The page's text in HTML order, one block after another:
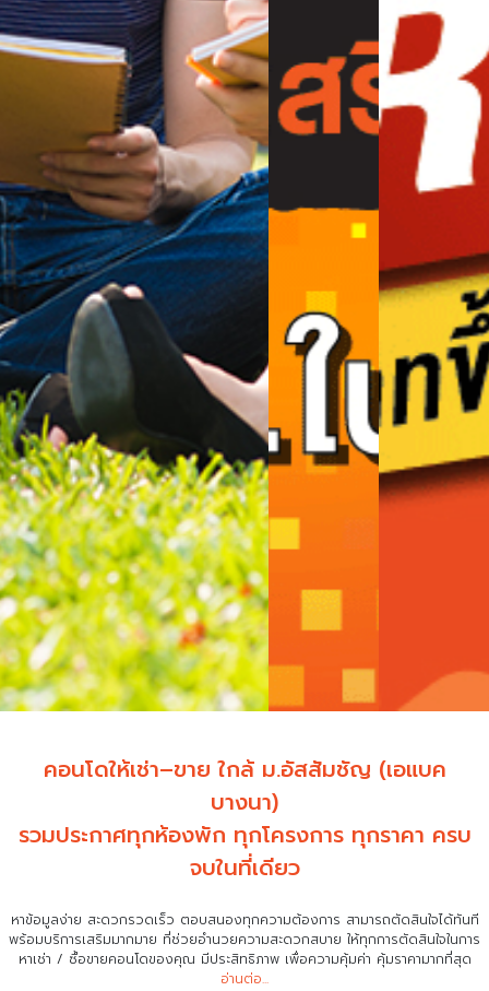
คอนโดให้เช่า–ขาย ใกล้ ม.อัสสัมชัญ (เอแบค
บางนา)
รวมประกาศทุกห้องพัก ทุกโครงการ ทุกราคา ครบ
จบในที่เดียว
หาข้อมูลง่าย สะดวกรวดเร็ว ตอบสนองทุกความต้องการ สามารถตัดสินใจได้ทันที
พร้อมบริการเสริมมากมาย ที่ช่วยอำนวยความสะดวกสบาย ให้ทุกการตัดสินใจในการ
หาเช่า / ซื้อขายคอนโดของคุณ มีประสิทธิภาพ เพื่อความคุ้มค่า คุ้มราคามากที่สุด
อ่านต่อ...